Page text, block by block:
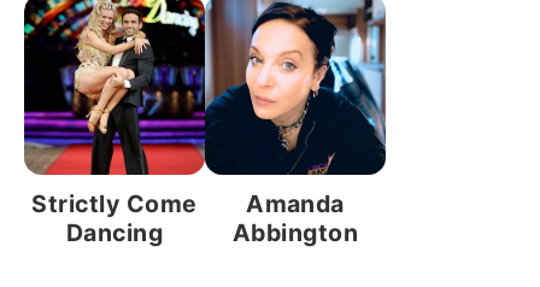
Strictly Come
Dancing
Amanda
Abbington